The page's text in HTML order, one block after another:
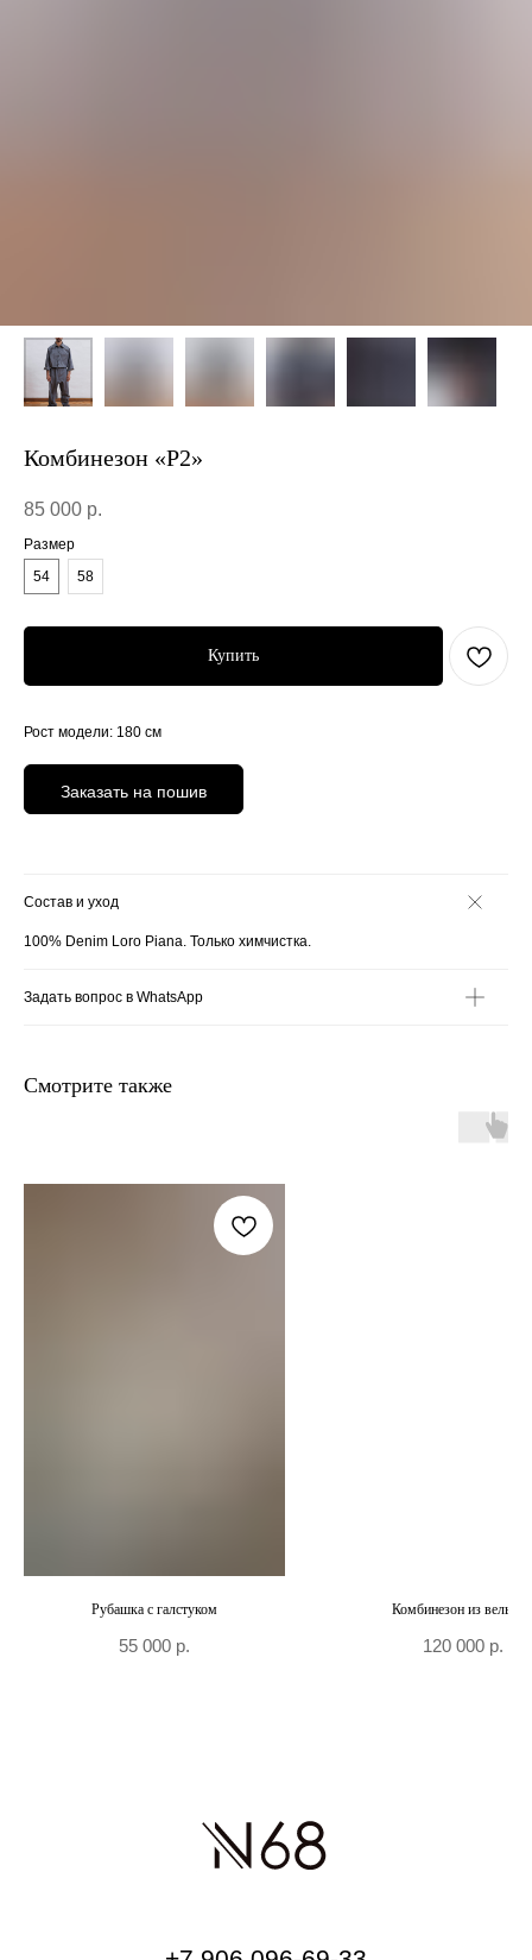
Комбинезон «Р2»
85 000 р.
Размер
54
58
Купить
Рост модели: 180 см
Заказать на пошив
Состав и уход
100% Denim Loro Piana. Только химчистка.
Задать вопрос в WhatsApp
Смотрите также
Рубашка с галстуком
55 000 р.
Комбинезон из
120 000 р.
+7 906 096-69-33